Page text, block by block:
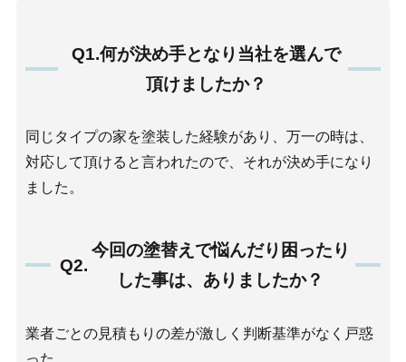
Q1.何が決め手となり当社を選んで
頂けましたか？
同じタイプの家を塗装した経験があり、万一の時は、
対応して頂けると言われたので、それが決め手になり
ました。
Q2.
今回の塗替えで悩んだり困ったり
した事は、ありましたか？
業者ごとの見積もりの差が激しく判断基準がなく戸惑
った。